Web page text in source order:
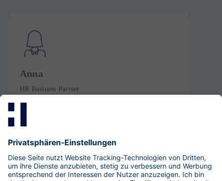
Anna
​HR Business Partner